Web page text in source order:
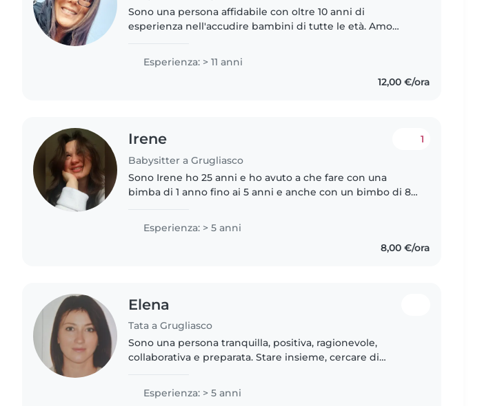
Sono una persona affidabile con oltre 10 anni di
esperienza nell'accudire bambini di tutte le età. Amo
i piccoli. Mi..
Esperienza: > 11 anni
12,00 €/ora
Irene
Babysitter a Grugliasco
1
Sono Irene ho 25 anni e ho avuto a che fare con una
bimba di 1 anno fino ai 5 anni e anche con un bimbo di 8
Esperienza: > 5 anni
8,00 €/ora
Elena
Tata a Grugliasco
Sono una persona tranquilla, positiva, ragionevole,
collaborativa e preparata. Stare insieme, cercare di
presupposti per il contatto..
Esperienza: > 5 anni